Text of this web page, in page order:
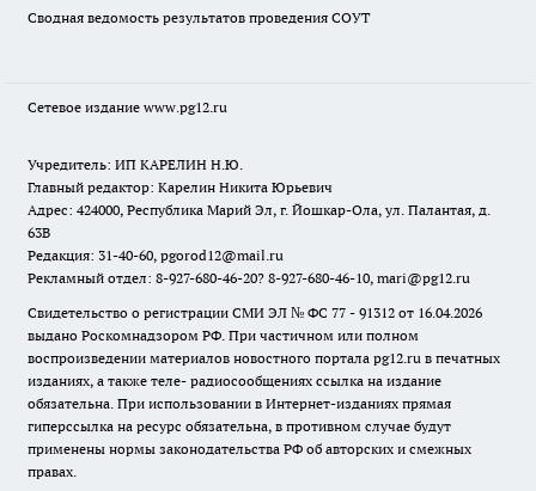
Сводная ведомость результатов проведения СОУТ
Сетевое издание www.pg12.ru
Учредитель: ИП КАРЕЛИН Н.Ю.
Главный редактор: Карелин Никита Юрьевич
Адрес: 424000, Республика Марий Эл, г. Йошкар-Ола, ул. Палантая, д.
63В
Редакция: 31-40-60, pgorod12@mail.ru
Рекламный отдел: 8-927-680-46-20? 8-927-680-46-10, mari@pg12.ru
Свидетельство о регистрации СМИ ЭЛ № ФС 77 - 91312 от 16.04.2026
выдано Роскомнадзором РФ. При частичном или полном
воспроизведении материалов новостного портала pg12.ru в печатных
изданиях, а также теле- радиосообщениях ссылка на издание
обязательна. При использовании в Интернет-изданиях прямая
гиперссылка на ресурс обязательна, в противном случае будут
применены нормы законодательства РФ об авторских и смежных
правах.